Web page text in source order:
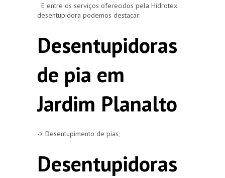
E entre os serviços oferecidos pela Hidrotex
desentupidora podemos destacar:
Desentupidoras
de pia em
Jardim Planalto
-> Desentupimento de pias;
Desentupidoras